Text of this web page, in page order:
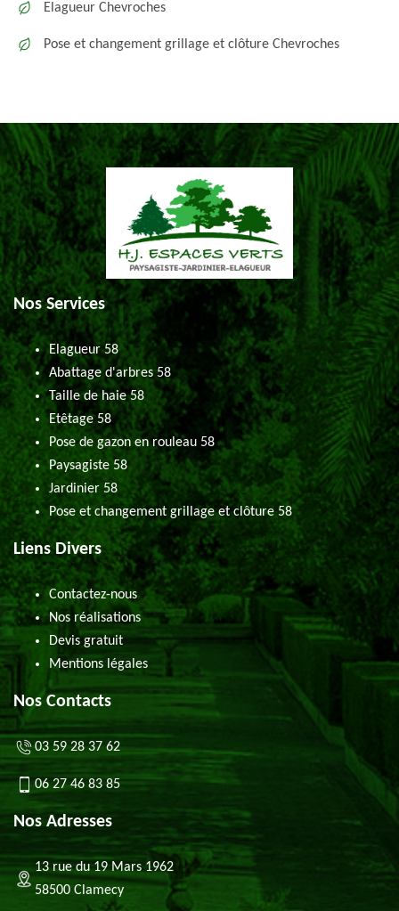
Elagueur Chevroches
Pose et changement grillage et clôture Chevroches
Nos Services
Elagueur 58
Abattage d'arbres 58
Taille de haie 58
Etêtage 58
Pose de gazon en rouleau 58
Paysagiste 58
Jardinier 58
Pose et changement grillage et clôture 58
Liens Divers
Contactez-nous
Nos réalisations
Devis gratuit
Mentions légales
Nos Contacts
03 59 28 37 62
06 27 46 83 85
Nos Adresses
13 rue du 19 Mars 1962
58500 Clamecy